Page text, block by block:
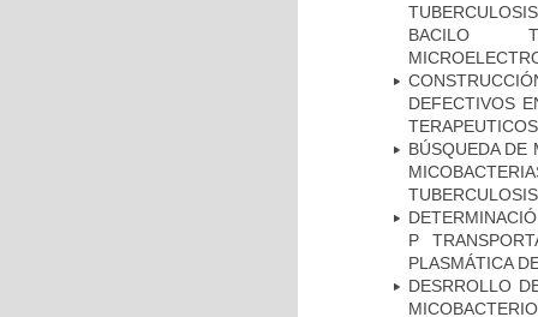
BACILO
DEFECTIVOS
BÚSQUEDA DE
P
PLASMÁTICA
DESRROLLO